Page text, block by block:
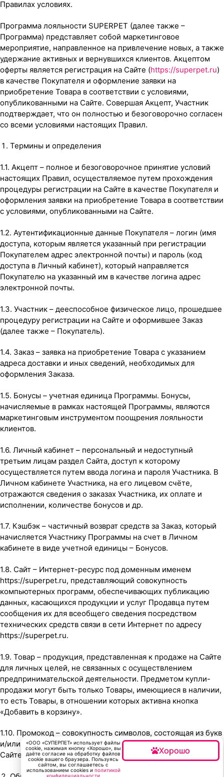
Правилах условиях.
Программа лояльности SUPERPET (далее также –
Программа) представляет собой маркетинговое
мероприятие, направленное на привлечение новых, а также
удержание активных и вернувшихся клиентов. Акцептом
оферты является регистрация на Сайте (https://superpet.ru)
в качестве Покупателя и оформление заявки на
приобретение Товара в соответствии с условиями,
опубликованными на Сайте. Совершая Акцепт, Участник
подтверждает, что он полностью и безоговорочно согласен
со всеми условиями настоящих Правил.
Термины и определения
1.1. Акцепт – полное и безоговорочное принятие условий
настоящих Правил, осуществляемое путем прохождения
процедуры регистрации на Сайте в качестве Покупателя и
оформления заявки на приобретение Товара в соответствии
с условиями, опубликованными на Сайте.
1.2. Аутентификационные данные Покупателя – логин (имя
доступа, которым является указанный при регистрации
Покупателем адрес электронной почты) и пароль (код
доступа в Личный кабинет), который направляется
Покупателю на указанный им в качестве логина адрес
электронной почты.
1.3. Участник – дееспособное физическое лицо, прошедшее
процедуру регистрации на Сайте и оформившее Заказ
(далее также – Покупатель).
1.4. Заказ – заявка на приобретение Товара с указанием
адреса доставки и иных сведений, необходимых для
оформления Заказа.
1.5. Бонусы – учетная единица Программы. Бонусы,
начисляемые в рамках настоящей Программы, являются
маркетинговым инструментом поощрения лояльности
клиентов.
1.6. Личный кабинет – персональный и недоступный
третьим лицам раздел Сайта, доступ к которому
осуществляется путем ввода логина и пароля Участника. В
Личном кабинете Участника, на его лицевом счёте,
отражаются сведения о заказах Участника, их оплате и
исполнении, количестве бонусов и др.
1.7. Кэшбэк – частичный возврат средств за Заказ, который
начисляется Участнику Программы на счет в Личном
кабинете в виде учетной единицы – Бонусов.
1.8. Сайт – Интернет-ресурс под доменным именем
https://superpet.ru, представляющий совокупность
компьютерных программ, обеспечивающих публикацию
данных, касающихся продукции и услуг Продавца путем
сообщения их для всеобщего сведения посредством
технических средств связи в сети Интернет по адресу
https://superpet.ru.
1.9. Товар – продукция, представленная к продаже на Сайте
для личных целей, не связанных с осуществлением
предпринимательской деятельности. Предметом купли-
продажи могут быть только Товары, имеющиеся в наличии,
то есть Товары, в отношении которых активна кнопка
«Добавить в корзину».
1.10. Промокод – совокупность символов, состоящая из букв
и/или цифр, дающая право на приобретение Товара на
Сайте на специальных условиях.
«ООО «СУПЕРПЕТ» использует файлы
cookie, нажимая кнопку «Хорошо», вы
даёте согласие на обработку файлов
cookie вашего браузера. Пользуясь
сайтом, вы соглашаетесь с
использованием cookies и политикой
конфиденциальности
Хорошо